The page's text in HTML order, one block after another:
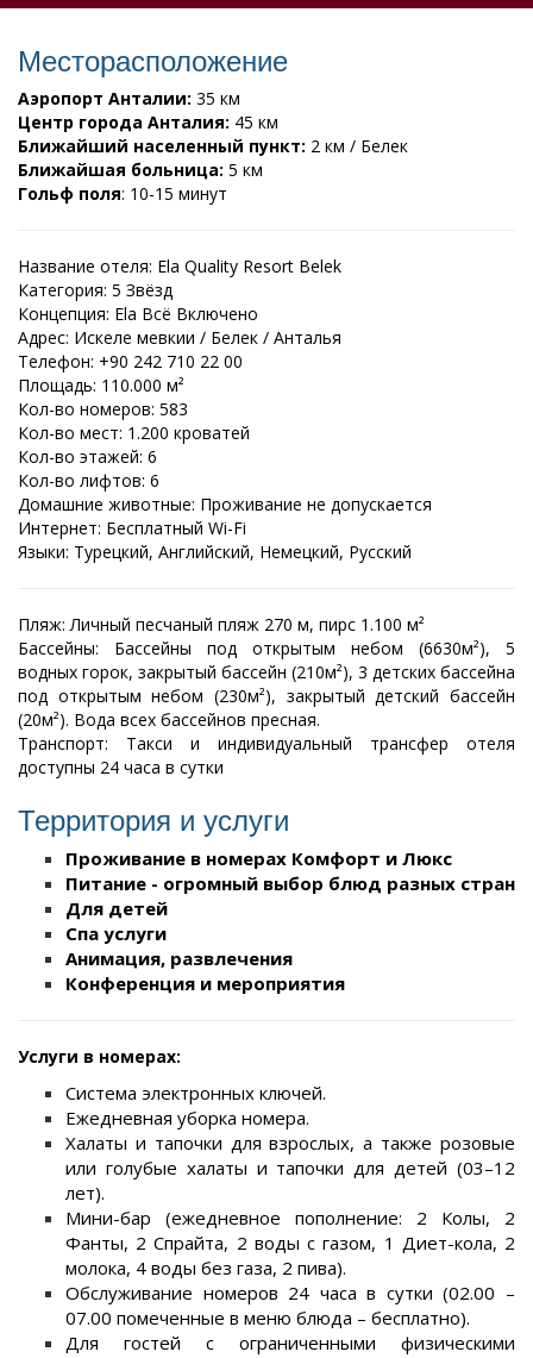
Месторасположение
Аэропорт Анталии: 35 км
Центр города Анталия: 45 км
Ближайший населенный пункт: 2 км / Белек
Ближайшая больница: 5 км
Гольф поля: 10-15 минут
Название отеля: Ela Quality Resort Belek
Категория: 5 Звёзд
Концепция: Ela Всё Включено
Адрес: Искеле мевкии / Белек / Анталья
Телефон: +90 242 710 22 00
Площадь: 110.000 м²
Кол-во номеров: 583
Кол-во мест: 1.200 кроватей
Кол-во этажей: 6
Кол-во лифтов: 6
Домашние животные: Проживание не допускается
Интернет: Бесплатный Wi-Fi
Языки: Турецкий, Английский, Немецкий, Русский
Пляж: Личный песчаный пляж 270 м, пирс 1.100 м²
Бассейны: Бассейны под открытым небом (6630м²), 5
водных горок, закрытый бассейн (210м²), 3 детских бассейна
под открытым небом (230м²), закрытый детский бассейн
(20м²). Вода всех бассейнов пресная.
Транспорт: Такси и индивидуальный трансфер отеля
доступны 24 часа в сутки
Территория и услуги
Проживание в номерах Комфорт и Люкс
Питание - огромный выбор блюд разных стран
Для детей
Спа услуги
Анимация, развлечения
Конференция и мероприятия
Услуги в номерах:
Система электронных ключей.
Ежедневная уборка номера.
Халаты и тапочки для взрослых, а также розовые
или голубые халаты и тапочки для детей (03–12
лет).
Мини-бар (ежедневное пополнение: 2 Колы, 2
Фанты, 2 Спрайта, 2 воды с газом, 1 Диет-кола, 2
молока, 4 воды без газа, 2 пива).
Обслуживание номеров 24 часа в сутки (02.00 –
07.00 помеченные в меню блюда – бесплатно).
Для гостей с ограниченными физическими